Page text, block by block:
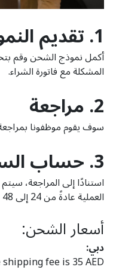
1. تقديم النموذج
أكمل نموذج الشحن وقم
المشكلة مع فاتورة الشراء.
2. مراجعة
سوف يقوم موظفونا
3. حساب السعر
استنادًا إلى المراجعة،
العملية عادةً من 24 إلى 48 ساعة.
أسعار الشحن:
دبي:
fee is 35 AED.